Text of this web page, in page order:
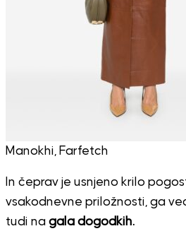
Manokhi, Farfetch
In čeprav je usnjeno krilo
vsakodnevne priložnosti, ga
tudi na gala dogodkih.